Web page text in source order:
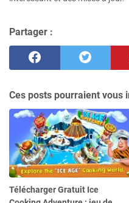
Partager :
Ces posts pourraient vous
Télécharger Gratuit Ice